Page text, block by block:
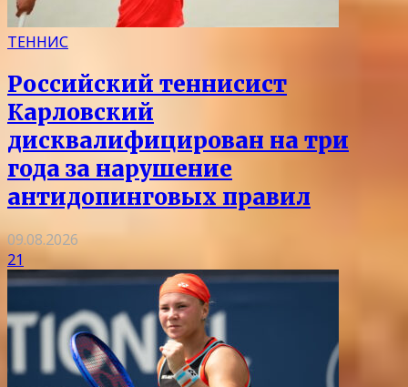
ТЕННИС
Российский теннисист
Карловский
дисквалифицирован на три
года за нарушение
антидопинговых правил
09.08.2026
21